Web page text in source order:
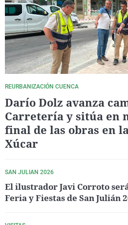
REURBANIZACIÓN CUENCA
Darío Dolz avanza
Carretería y sitúa en
final de las obras en
Xúcar
SAN JULIAN 2026
El ilustrador Javi Corroto
Feria y Fiestas de San Julián